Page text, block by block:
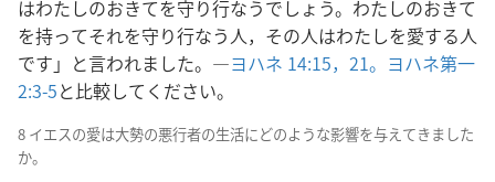
はわたしのおきてを守り行なうでしょう。わたしのおきて
を持ってそれを守り行なう人，その人はわたしを愛する人
です」と言われました。―ヨハネ 14:15， 21。 ヨハネ第一
2:3-5と比較してください。
8 イエスの愛は大勢の悪行者の生活にどのような影響を与えてきました
か。